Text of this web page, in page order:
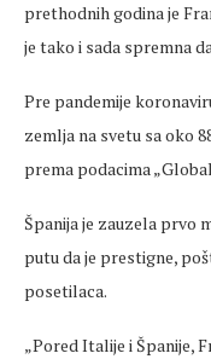
prethodnih godina je
je tako i sada spremna
Pre pandemije
zemlja na svetu sa oko
prema podacima
Španija je zauzela prvo
putu da je prestigne,
posetilaca.
„Pored Italije i Španije,